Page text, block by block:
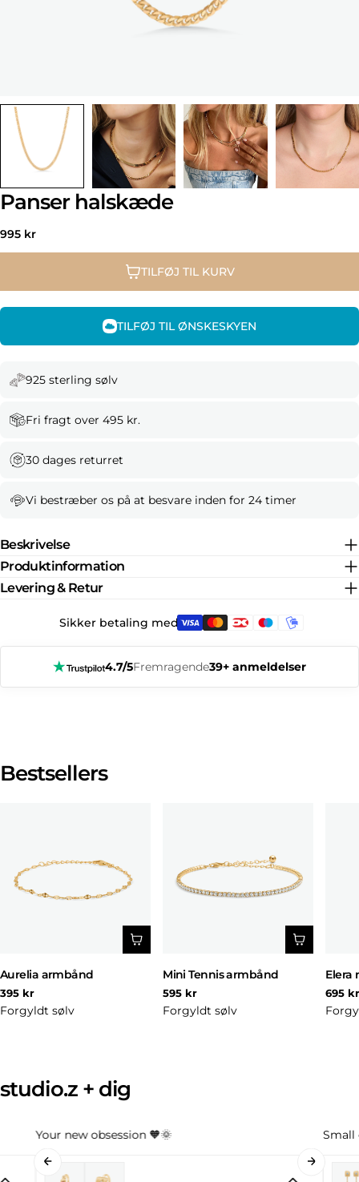
Panser halskæde
Normal
pris
995 kr
TILFØJ TIL KURV
TILFØJ TIL ØNSKESKYEN
925 sterling sølv
Fri fragt over 495 kr.
30 dages returret
Vi bestræber os på at besvare inden for 24 timer
Beskrivelse
Produktinformation
Levering & Retur
Sikker betaling med:
4.7/5Fremragende39+ anmeldelser
Bestsellers
Aurelia armbånd
Normal
pris
395 kr
Forgyldt sølv
Mini Tennis armbånd
Normal
pris
595 kr
Forgyldt sølv
Elera
pris
695
studio.z + dig
Your new obsession 🧡🌞 Small